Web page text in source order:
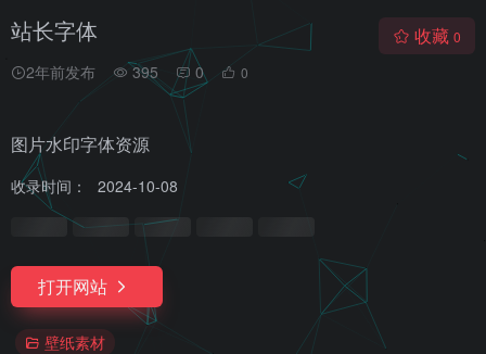
站长字体
2年前发布 395 0 0
收藏 0
图片水印字体资源
收录时间： 2024-10-08
打开网站
壁纸素材